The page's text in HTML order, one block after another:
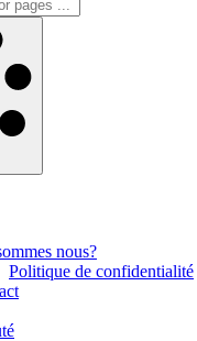
nous?
Politique de confidentialité